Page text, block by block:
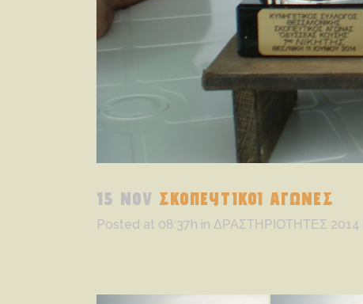
15 NOV ΣΚΟΠΕΥΤΙΚΟΙ ΑΓΩΝΕΣ
Posted at 08:37h in ΔΡΑΣΤΗΡΙΟΤΗΤΕΣ 2014